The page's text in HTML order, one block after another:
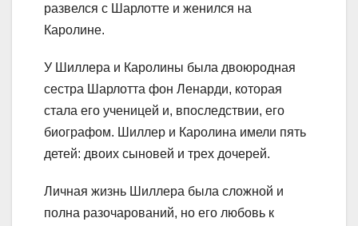
развелся с Шарлотте и женился на
Каролине.
У Шиллера и Каролины была двоюродная
сестра Шарлотта фон Ленарди, которая
стала его ученицей и, впоследствии, его
биографом. Шиллер и Каролина имели пять
детей: двоих сыновей и трех дочерей.
Личная жизнь Шиллера была сложной и
полна разочарований, но его любовь к